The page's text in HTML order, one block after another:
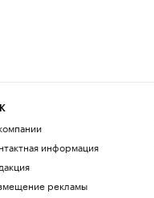
информация
рекламы